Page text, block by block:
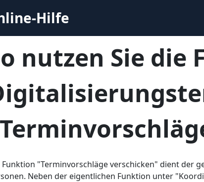
Hilfe
nutzen Sie die
Funktion "Terminvorschläge verschicken" dient der
Neben der eigentlichen Funktion unter